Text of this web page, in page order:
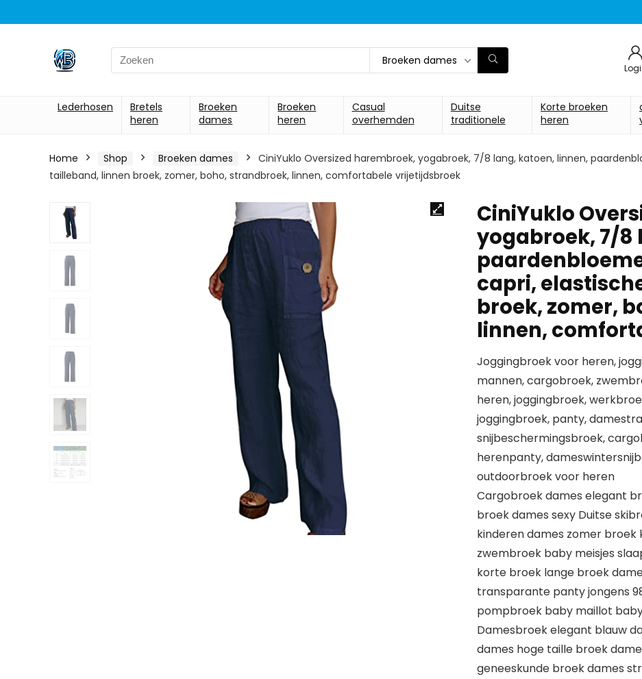
Search
for:
Broeken dames
Lederhosen
Bretels
heren
Broeken
dames
Broeken
heren
Casual
overhemden
Duitse
traditionele
Korte broeken
heren
Home Shop Broeken dames
CiniYuklo Oversized harembroek, yogabroek, 7/8 lang, katoen, linnen,
tailleband, linnen broek, zomer, boho, strandbroek, linnen, comfortabele vrijetijdsbroek
CiniYuklo
yogabroek, 7/8
capri,
broek, zomer,
linnen,
Joggingbroek voor heren,
mannen, cargobroek,
heren, joggingbroek,
joggingbroek, panty,
snijbeschermingsbroek,
herenpanty,
outdoorbroek voor heren
Cargobroek dames elegant
broek dames sexy Duitse
kinderen dames zomer
zwembroek baby meisjes
korte broek lange broek
transparante panty jongens
pompbroek baby maillot
Damesbroek elegant blauw
dames hoge taille broek
geneeskunde broek dames